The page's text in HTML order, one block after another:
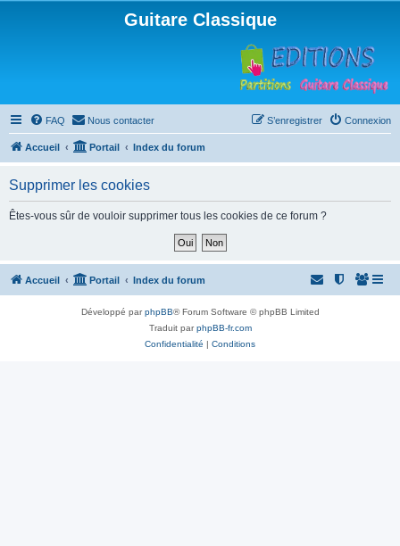
Guitare Classique
FAQ Nous contacter Connexion
S’enregistrer
Accueil Portail Index du forum
Supprimer les cookies
Êtes-vous sûr de vouloir supprimer tous les cookies de ce forum ?
Accueil Portail Index du forum
Développé parphpBB® Forum Software © phpBB Limited
Traduit parphpBB-fr.com
Confidentialité | Conditions